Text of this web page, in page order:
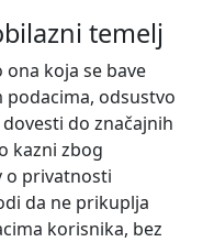
temelj
koja se bave
odsustvo
do značajnih
kazni zbog
o privatnosti
da ne prikuplja
korisnika, bez